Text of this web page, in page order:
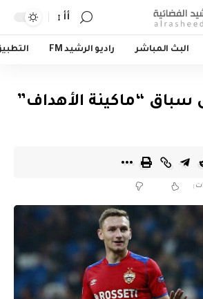
أأ
البث المباشر راديو الرشيد FM
سباق “ماكينة الأهداف”